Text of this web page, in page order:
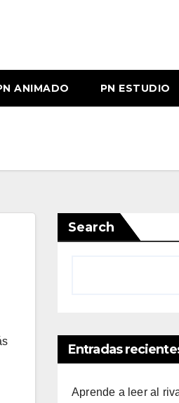
ANIMADO PN ESTUDIO
Search
Entradas
Aprende a leer al